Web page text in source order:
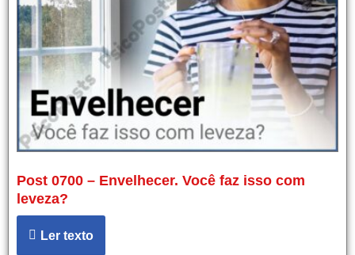
Post 0700 – Envelhecer. Você faz isso com
leveza?
Ler texto